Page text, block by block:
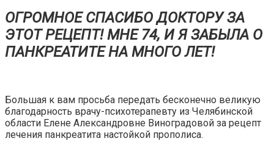
ОГРОМНОЕ СПАСИБО ДОКТОРУ ЗА
ЭТОТ РЕЦЕПТ! МНЕ 74, И Я ЗАБЫЛА О
ПАНКРЕАТИТЕ НА МНОГО ЛЕТ!
Большая к вам просьба передать бесконечно великую
благодарность врачу-психотерапевту из Челябинской
области Елене Александровне Виноградовой за рецепт
лечения панкреатита настойкой прополиса.